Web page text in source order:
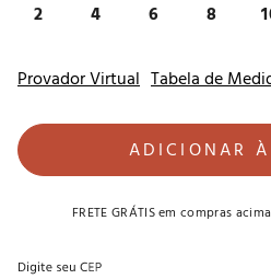
2 4 6 8
Provador Virtual Tabela de
ADICIONAR
FRETE GRÁTISem compras